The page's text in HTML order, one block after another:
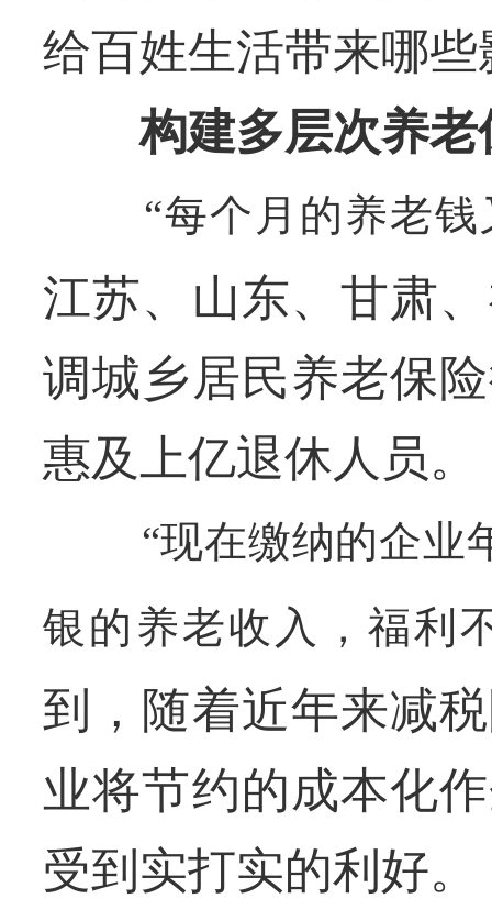
给百姓生活带来哪些
构建多层次养老
“每个月的养老
江苏、山东、甘肃
调城乡居民养老保
惠及上亿退休人员。
“现在缴纳的企业
银的养老收入，福利
到，随着近年来减
业将节约的成本化
受到实打实的利好。